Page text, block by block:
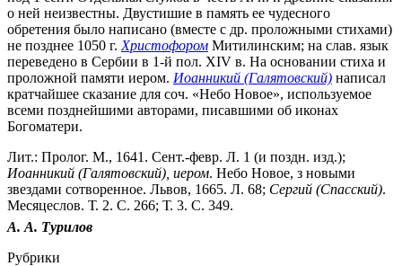
о ней неизвестны. Двустишие в память ее чудесного
обретения было написано (вместе с др. проложными стихами)
не позднее 1050 г. Христофором Митилинским; на слав. язык
переведено в Сербии в 1-й пол. XIV в. На основании стиха и
проложной памяти иером. Иоанникий (Галятовский) написал
кратчайшее сказание для соч. «Небо Новое», используемое
всеми позднейшими авторами, писавшими об иконах
Богоматери.
Лит.: Пролог. М., 1641. Сент.-февр. Л. 1 (и поздн. изд.);
Иоанникий (Галятовский), иером. Небо Новое, з новыми
звездами сотворенное. Львов, 1665. Л. 68; Сергий (Спасский).
Месяцеслов. Т. 2. С. 266; Т. 3. С. 349.
А. А. Турилов
Рубрики